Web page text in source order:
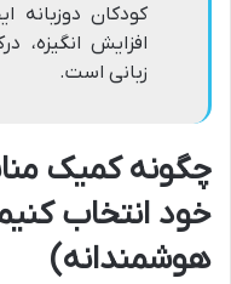
کودکان دوزبانه
افزایش
زبانی است.
چگونه کمیک
خود انتخاب
هوشمندانه)